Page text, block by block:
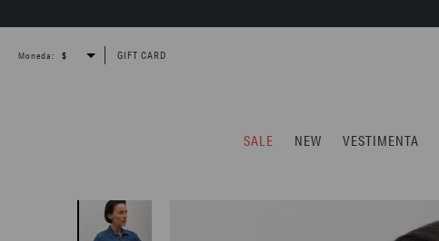
SALE NEW VESTIMENTA
Moneda: GIFT CARD